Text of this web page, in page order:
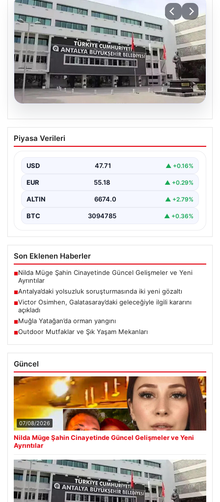
06.08.2026
Antalya’daki yolsuzluk soruşturmasında
iki yeni gözaltı
Yeni Gözaltı İşlemi", "content": "Antalya Büyükşehir
Belediyesi'ne yönelik…
Piyasa Verileri
USD 47.71 ▲ +0.16%
EUR 55.18 ▲ +0.29%
ALTIN 6674.0 ▲ +2.79%
BTC 3094785 ▲ +0.36%
Son Eklenen Haberler
■Nilda Müge Şahin Cinayetinde Güncel Gelişmeler ve Yeni
Ayrıntılar
■Antalya’daki yolsuzluk soruşturmasında iki yeni gözaltı
■Victor Osimhen, Galatasaray’daki geleceğiyle ilgili kararını
açıkladı
■Muğla Yatağan’da orman yangını
■Outdoor Mutfaklar ve Şık Yaşam Mekanları
Güncel
07/08/2026
Nilda Müge Şahin Cinayetinde Güncel Gelişmeler ve Yeni
Ayrıntılar